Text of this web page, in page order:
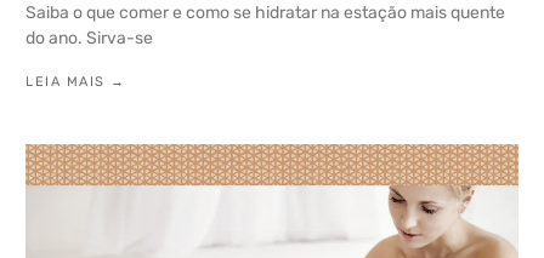
Saiba o que comer e como se hidratar na estação mais quente
do ano. Sirva-se
LEIA MAIS →